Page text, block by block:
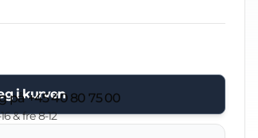
i kurven
på+45 40 80 75 00
& fre 8-12